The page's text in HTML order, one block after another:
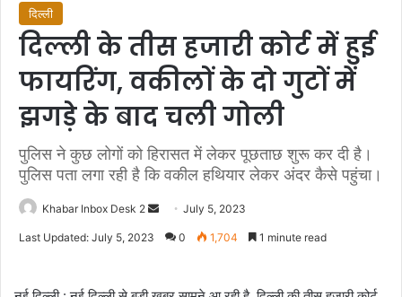
दिल्ली
दिल्ली के तीस हजारी कोर्ट में हुई
फायरिंग, वकीलों के दो गुटों में
झगड़े के बाद चली गोली
पुलिस ने कुछ लोगों को हिरासत में लेकर पूछताछ शुरू कर दी है।
पुलिस पता लगा रही है कि वकील हथियार लेकर अंदर कैसे पहुंचा।
Khabar Inbox Desk 2
Send
an
July 5, 2023
Last Updated: July 5, 2023 0 1,704 1 minute read